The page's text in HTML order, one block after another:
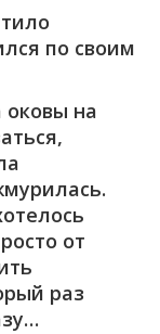
по своим
оковы на
от
раз